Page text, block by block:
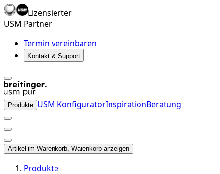
Lizensierter
USM Partner
Termin vereinbaren
Kontakt & Support
Produkte USM KonfiguratorInspirationBeratung
Artikel im Warenkorb, Warenkorb anzeigen
Produkte